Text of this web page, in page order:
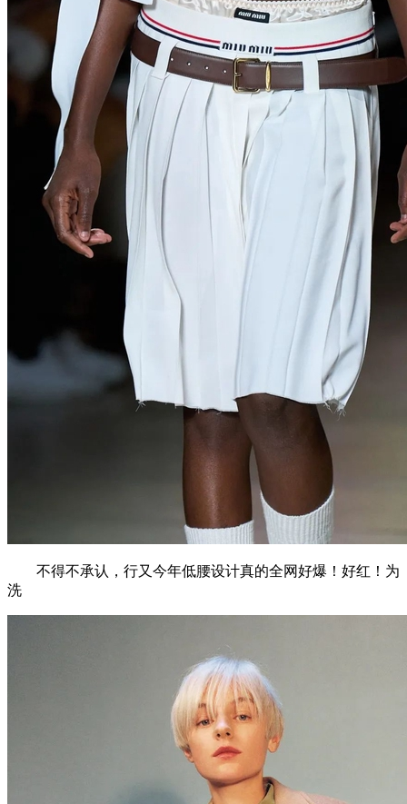
不得不承认，行又今年低腰设计真的全网好爆！好红！为
洗